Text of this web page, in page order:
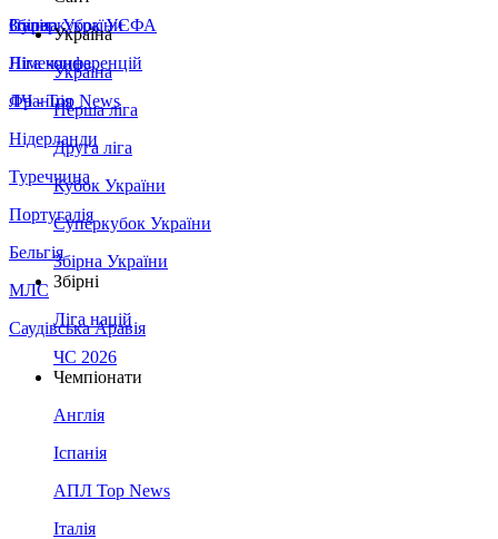
Збірна України
Італія
Німеччина
Франція
Нідерланди
Туреччина
Португалія
Бельгія
МЛС
Саудівська Аравія
Суперкубок УЄФА
Ліга конференцій
ЛЧ - Top News
Україна
Україна
Перша ліга
Друга ліга
Кубок України
Суперкубок України
Збірна України
Збірні
Ліга націй
ЧС 2026
Чемпіонати
Англія
Іспанія
АПЛ Top News
Італія